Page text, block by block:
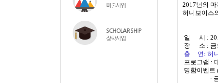
미술사업
SCHOLAR SHIP
장학사업
2017년의
허니보이스
일 시 :
장 소 : 금
출 연: 허
프로그램 :
명함이벤트
- 금